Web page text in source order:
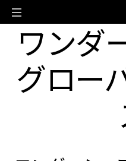
動画編集＆変換ソフト
クリエイティブを手助けする
Filmora
作図＆製図ソフト
発想を見える化するソフト
PDF編集ソフト
PDF編集に関するあらゆる問題
ワンダ
グロー